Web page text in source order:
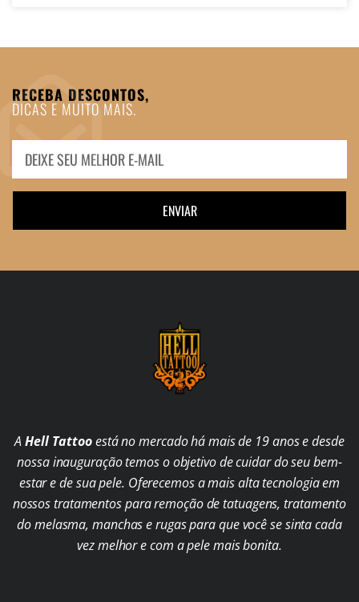
RECEBA DESCONTOS,
DICAS E MUITO MAIS.
ENVIAR
AHell Tattooestá no mercado há mais de 19 anos e desde
nossa inauguração temos o objetivo de cuidar do seu bem-
estar e de sua pele. Oferecemos a mais alta tecnologia em
nossos tratamentos para remoção de tatuagens, tratamento
do melasma, manchas e rugas para que você se sinta cada
vez melhor e com a pele mais bonita.